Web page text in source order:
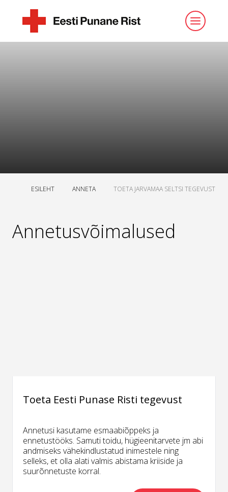
ESILEHT ANNETA TOETA JARVAMAA SELTSI TEGEVUST
Annetusvõimalused
Toeta Eesti Punase Risti tegevust
Annetusi kasutame esmaabiõppeks ja
ennetustööks. Samuti toidu, hügieenitarvete jm abi
andmiseks vähekindlustatud inimestele ning
selleks, et olla alati valmis abistama kriiside ja
suurõnnetuste korral.